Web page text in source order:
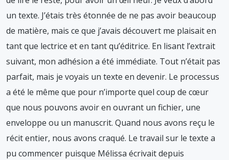
un texte. J’étais très étonnée de ne pas avoir beaucoup
de matière, mais ce que j’avais découvert me plaisait en
tant que lectrice et en tant qu’éditrice. En lisant l’extrait
suivant, mon adhésion a été immédiate. Tout n’était pas
parfait, mais je voyais un texte en devenir. Le processus
a été le même que pour n’importe quel coup de cœur
que nous pouvons avoir en ouvrant un fichier, une
enveloppe ou un manuscrit. Quand nous avons reçu le
récit entier, nous avons craqué. Le travail sur le texte a
pu commencer puisque Mélissa écrivait depuis